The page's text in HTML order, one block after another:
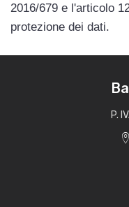
2016/679 e l'articolo
protezione dei dati.
P.